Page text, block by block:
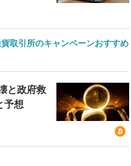
取引所のキャンペーンおすすめ
と政府救
予想